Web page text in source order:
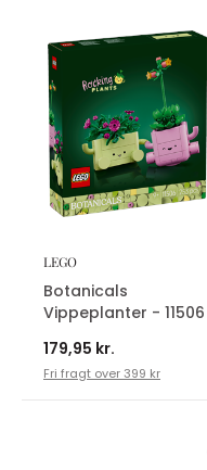
LEGO
Botanicals
Vippeplanter - 11506
179,95 kr.
Fri fragt over 399 kr